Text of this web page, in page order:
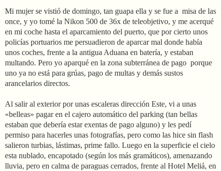
Mi mujer se vistió de domingo, tan guapa ella y se fue a misa de las
once, y yo tomé la Nikon 500 de 36x de teleobjetivo, y me acerqué
en mi coche hasta el aparcamiento del puerto, que por cierto unos
policías portuarios me persuadieron de aparcar mal donde había
unos coches, frente a la antigua Aduana en batería, y estaban
multando. Pero yo aparqué en la zona subterránea de pago porque
uno ya no está para grúas, pago de multas y demás sustos
arancelarios directos.
Al salir al exterior por unas escaleras dirección Este, vi a unas
«belleas» pagar en el cajero automático del parking (tan bellas
estaban que debería estar exentas de pago alguno) y les pedí
permiso para hacerles unas fotografías, pero como las hice sin flash
salieron turbias, lástimas, prime fallo. Luego en la superficie el cielo
esta nublado, encapotado (según los más gramáticos), amenazando
lluvia, pero en calma de paraguas cerrados, frente al Hotel Meliá, en